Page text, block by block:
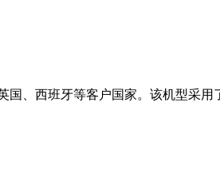
、西班牙等客户国家。该机型采